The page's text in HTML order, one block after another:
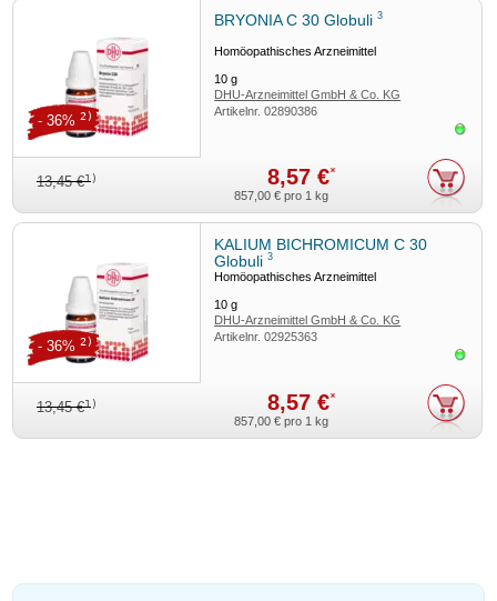
BRYONIA C 30 Globuli3
Homöopathisches Arzneimittel
10g
DHU-Arzneimittel GmbH & Co. KG
Artikelnr.02890386
13,45 €1) 8,57 €*
- 36% 2)
857,00 € pro 1 kg
KALIUM BICHROMICUM C 30
Globuli3
Homöopathisches Arzneimittel
10g
DHU-Arzneimittel GmbH & Co. KG
Artikelnr.02925363
13,45 €1) 8,57 €*
- 36% 2)
857,00 € pro 1 kg